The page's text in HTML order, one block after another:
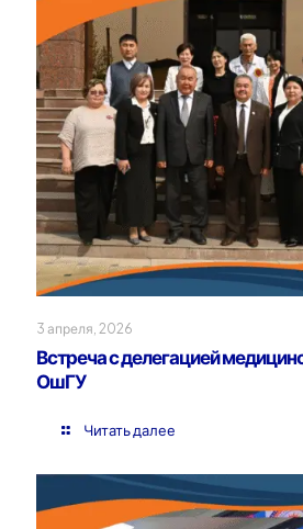
3 апреля, 2026
Встреча с делегацией
ОшГУ
Читать далее